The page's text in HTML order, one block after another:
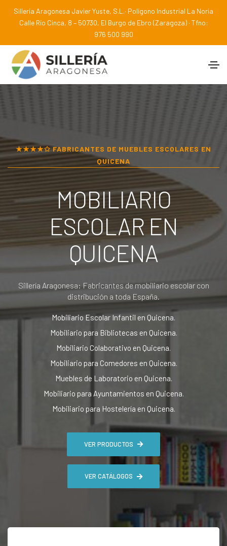
Sillería Aragonesa Javier Yuste, S.L.· Polígono Industrial La Noria
Calle Río Cinca, 8 – 50730, El Burgo de Ebro (Zaragoza) · Tfno:
976 500 990
★★★★✩ FABRICANTES DE MUEBLES ESCOLARES EN
QUICENA
MOBILIARIO
ESCOLAR EN
QUICENA
Sillería Aragonesa: Fabricantes de mobiliario escolar con
distribución a toda España.
Mobiliario Escolar Infantil en Quicena.
Mobiliario para Bibliotecas en Quicena.
Mobiliario Colaborativo en Quicena.
Mobiliario para Comedores en Quicena.
Muebles de Laboratorio en Quicena.
Mobiliario para Ayuntamientos en Quicena.
Mobiliario para Hostelería en Quicena.
VER PRODUCTOS
VER CATÁLOGOS